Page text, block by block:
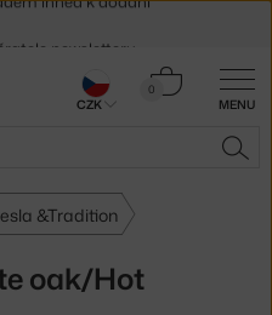
MENU
0
Košík
&Tradition
oak/Hot
zboží
CZK